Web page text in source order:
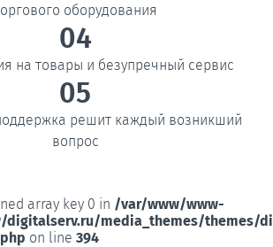
оборудования
04
на товары и безупречный сервис
05
решит каждый возникший
вопрос
array key 0 in /var/www/www-
media_themes/themes/
on line 394